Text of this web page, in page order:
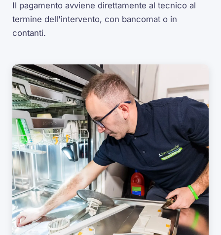
Il pagamento avviene direttamente al tecnico al
termine dell'intervento, con bancomat o in
contanti.